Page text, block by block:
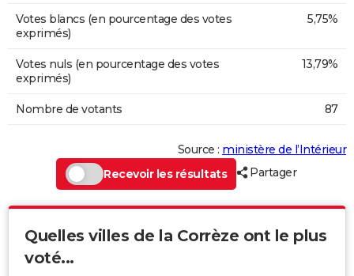
Votes blancs (en pourcentage des votes
exprimés)
5,75%
Votes nuls (en pourcentage des votes
exprimés)
13,79%
Nombre de votants 87
Source : ministère de l’Intérieur
Recevoir les résultats
Partager
Quelles villes de la Corrèze ont le plus
voté...